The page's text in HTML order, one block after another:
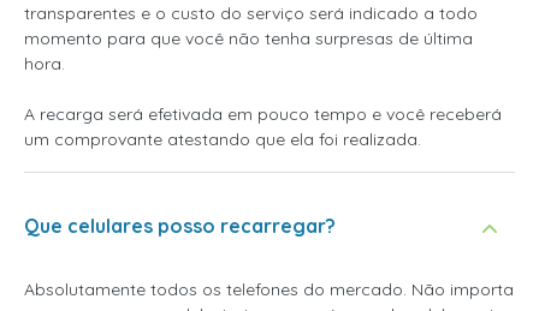
transparentes e o custo do serviço será indicado a todo
momento para que você não tenha surpresas de última
hora.
A recarga será efetivada em pouco tempo e você receberá
um comprovante atestando que ela foi realizada.
Que celulares posso recarregar?
Absolutamente todos os telefones do mercado. Não importa